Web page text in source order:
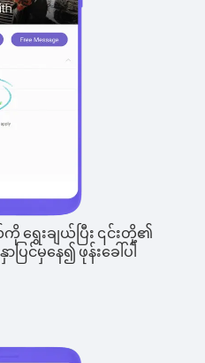
ေးချယ်ပြီး ၎င်းတို့၏
င်မှနေ၍ ဖုန်းခေါ်ပါ